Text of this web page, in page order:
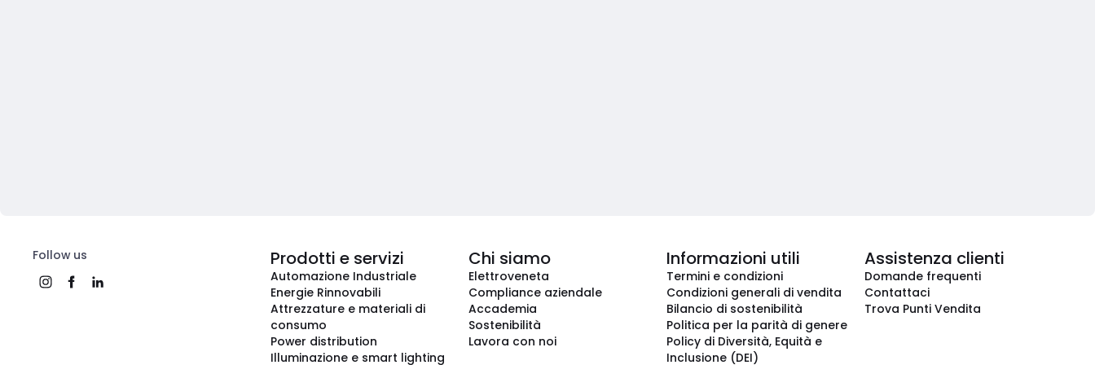
Follow us Prodotti e servizi
Automazione Industriale
Energie Rinnovabili
Attrezzature e materiali di
consumo
Power distribution
Illuminazione e smart lighting
Chi siamo
Elettroveneta
Compliance aziendale
Accademia
Sostenibilità
Lavora con noi
Informazioni utili
Termini e condizioni
Condizioni generali di vendita
Bilancio di sostenibilità
Politica per la parità di genere
Policy di Diversità, Equità e
Inclusione (DEI)
Assistenza clienti
Domande frequenti
Contattaci
Trova Punti Vendita